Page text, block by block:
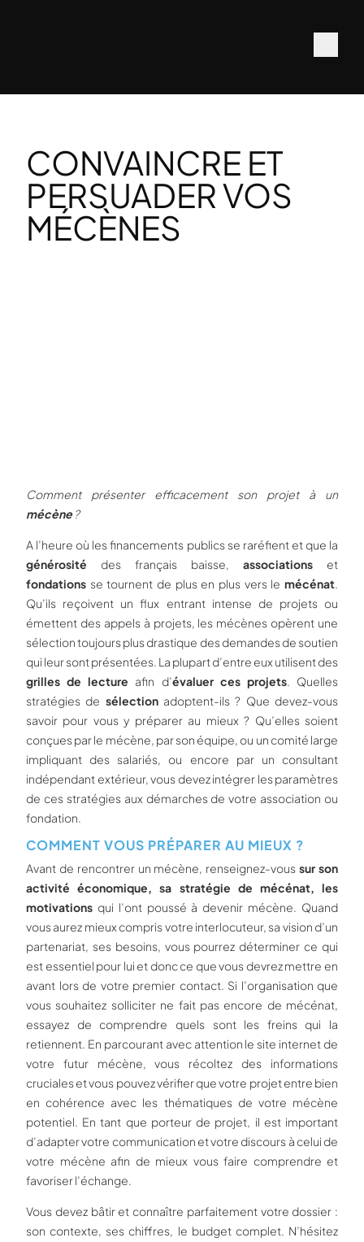
CONVAINCRE ET
PERSUADER VOS
MÉCÈNES
Comment présenter efficacement son projet à un
mécène?
A l’heure où les financements publics se raréfient et que la
générosité des français baisse, associations et
fondations se tournent de plus en plus vers le mécénat.
Qu’ils reçoivent un flux entrant intense de projets ou
émettent des appels à projets, les mécènes opèrent une
sélection toujours plus drastique des demandes de soutien
qui leur sont présentées. La plupart d’entre eux utilisent des
grilles de lecture afin d’évaluer ces projets. Quelles
stratégies de sélectionadoptent-ils ? Que devez-vous
savoir pour vous y préparer au mieux ? Qu’elles soient
conçues par le mécène, par son équipe, ou un comité large
impliquant des salariés, ou encore par un consultant
indépendant extérieur, vous devez intégrer les paramètres
de ces stratégies aux démarches de votre association ou
fondation.
COMMENT VOUS PRÉPARER AU MIEUX ?
Avant de rencontrer un mécène, renseignez-vous sur son
activité économique, sa stratégie de mécénat, les
motivations qui l’ont poussé à devenir mécène. Quand
vous aurez mieux compris votre interlocuteur, sa vision d’un
partenariat, ses besoins, vous pourrez déterminer ce qui
est essentiel pour lui et donc ce que vous devrez mettre en
avant lors de votre premier contact. Si l’organisation que
vous souhaitez solliciter ne fait pas encore de mécénat,
essayez de comprendre quels sont les freins qui la
retiennent. En parcourant avec attention le site internet de
votre futur mécène, vous récoltez des informations
cruciales et vous pouvez vérifier que votre projet entre bien
en cohérence avec les thématiques de votre mécène
potentiel. En tant que porteur de projet, il est important
d’adapter votre communication et votre discours à celui de
votre mécène afin de mieux vous faire comprendre et
favoriser l’échange.
Vous devez bâtir et connaître parfaitement votre dossier :
son contexte, ses chiffres, le budget complet. N’hésitez